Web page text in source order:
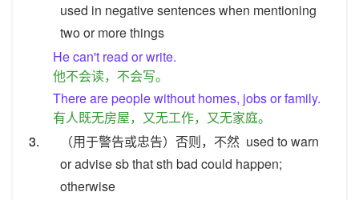
used in negative sentences when mentioning
two or more things
He can't read or write.
他不会读，不会写。
There are people without homes, jobs or family.
有人既无房屋，又无工作，又无家庭。
3.
（用于警告或忠告）否则，不然 used to warn
or advise sb that sth bad could happen;
otherwise